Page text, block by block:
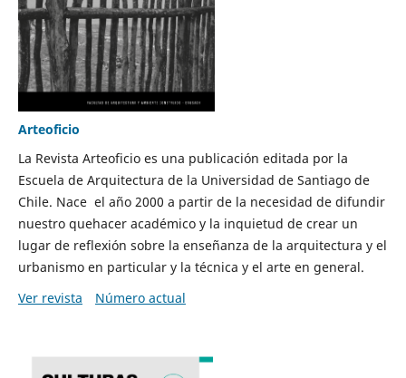
Arteoficio
La Revista Arteoficio es una publicación editada por la
Escuela de Arquitectura de la Universidad de Santiago de
Chile. Nace el año 2000 a partir de la necesidad de difundir
nuestro quehacer académico y la inquietud de crear un
lugar de reflexión sobre la enseñanza de la arquitectura y el
urbanismo en particular y la técnica y el arte en general.
Ver revista
Número actual